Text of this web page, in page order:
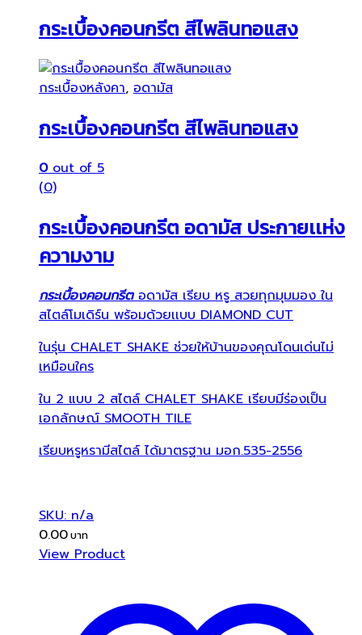
กระเบื้องคอนกรีต สีไพลินทอแสง
กระเบื้องหลังคา, อดามัส
กระเบื้องคอนกรีต สีไพลินทอแสง
0out of 5
(0)
กระเบื้องคอนกรีต อดามัส ประกายเเห่ง
ความงาม
กระเบื้องคอนกรีตอดามัส เรียบ หรู สวยทุกมุมมอง ใน
สไตล์โมเดิร์น พร้อมด้วยเเบบ DIAMOND CUT
ในรุ่น CHALET SHAKE ช่วยให้บ้านของคุณโดนเด่นไม่
เหมือนใคร
ใน 2 แบบ 2 สไตล์ CHALET SHAKE เรียบมีร่องเป็น
เอกลักษณ์ SMOOTH TILE
เรียบหรูหรามีสไตล์ ได้มาตรฐาน มอก.535-2556
SKU: n/a
0.00
View Product